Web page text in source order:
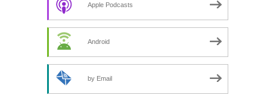
Apple Podcasts
Android
by Email